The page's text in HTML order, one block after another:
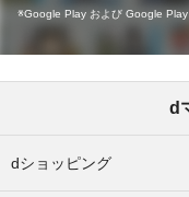
Google Play および Google Play
d
dショッピング